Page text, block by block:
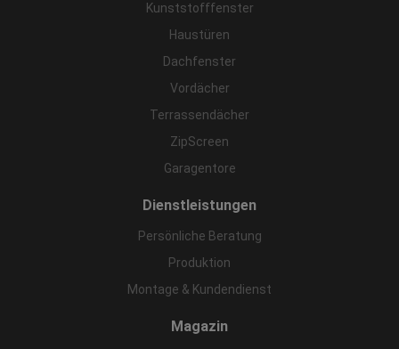
Kunststofffenster
Haustüren
Dachfenster
Vordächer
Terrassendächer
ZipScreen
Garagentore
Dienstleistungen
Persönliche Beratung
Produktion
Montage & Kundendienst
Magazin